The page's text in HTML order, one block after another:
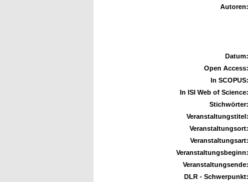
Autoren:
Datum:
Open Access:
In SCOPUS:
In ISI Web of Science:
Stichwörter:
Veranstaltungstitel:
Veranstaltungsort:
Veranstaltungsart:
Veranstaltungsbeginn:
Veranstaltungsende:
DLR - Schwerpunkt: